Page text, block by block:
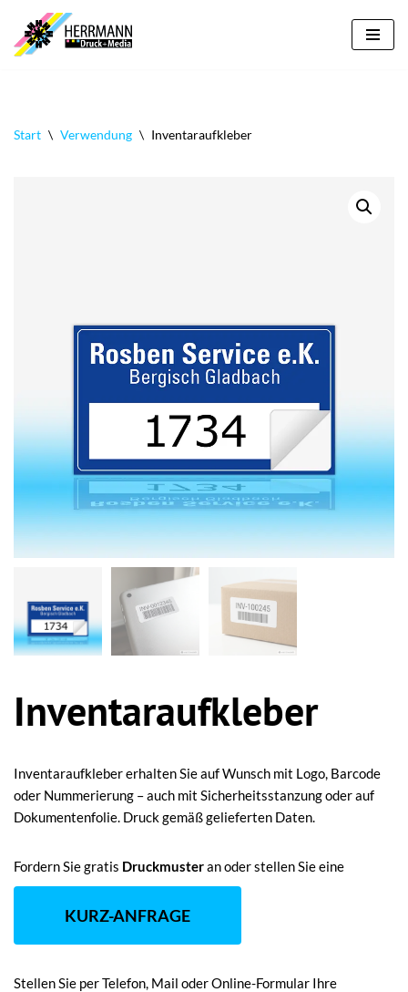
Zum
Start \ Verwendung \ Inventaraufkleber
Inventaraufkleber
Inventaraufkleber erhalten Sie auf Wunsch mit Logo, Barcode
oder Nummerierung – auch mit Sicherheitsstanzung oder auf
Dokumentenfolie. Druck gemäß gelieferten Daten.
Fordern Sie gratis Druckmusteran oder stellen Sie eine
KURZ-ANFRAGE
Stellen Sie per Telefon, Mail oder Online-Formular Ihre